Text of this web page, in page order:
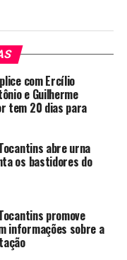
com Ercílio
e Guilherme
tem 20 dias para
abre urna
os bastidores do
promove
informações sobre a